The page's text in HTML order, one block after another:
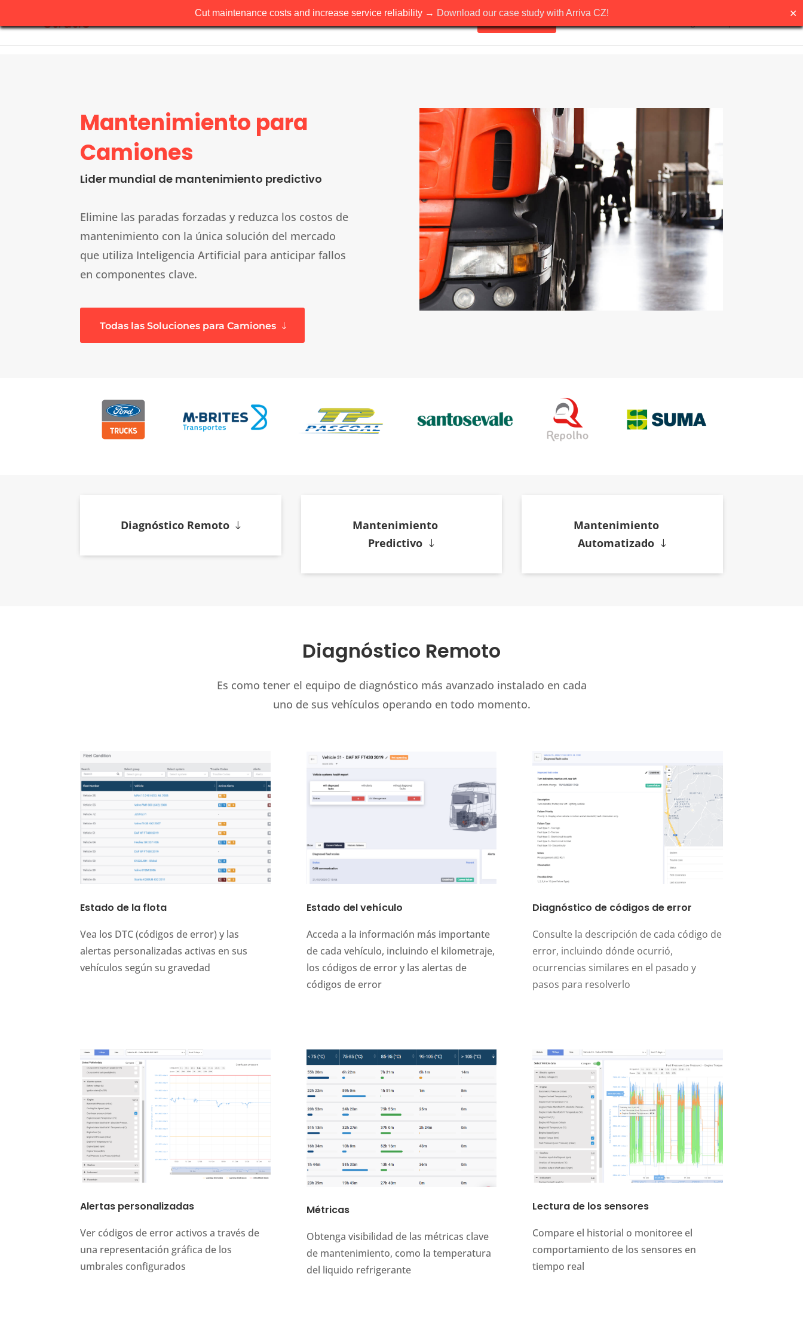
Cut maintenance costs and increase service reliability → Download our case study with Arriva CZ! ✕
Mantenimiento para
Camiones
Lider mundial de mantenimiento predictivo
Elimine las paradas forzadas y reduzca los costos de
mantenimiento con la única solución del mercado
que utiliza Inteligencia Artificial para anticipar fallos
en componentes clave.
Todas las Soluciones para Camiones
Diagnóstico Remoto
Mantenimiento
Predictivo
Mantenimiento
Automatizado
Diagnóstico Remoto
Es como tener el equipo de diagnóstico más avanzado instalado en cada
uno de sus vehículos operando en todo momento.
Estado de la flota
Vea los DTC (códigos de error) y las
alertas personalizadas activas en sus
vehículos según su gravedad
Estado del vehículo
Acceda a la información más importante
de cada vehículo, incluindo el kilometraje,
los códigos de error y las alertas de
códigos de error
Diagnóstico de códigos de error
Consulte la descripción de cada código de
error, incluindo dónde ocurrió,
ocurrencias similares en el pasado y
pasos para resolverlo
Alertas personalizadas
Ver códigos de error activos a través de
una representación gráfica de los
umbrales configurados
Métricas
Obtenga visibilidad de las métricas clave
de mantenimiento, como la temperatura
del liquido refrigerante
Lectura de los sensores
Compare el historial o monitoree el
comportamiento de los sensores en
tiempo real